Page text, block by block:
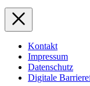
Kontakt
Impressum
Datenschutz
Digitale